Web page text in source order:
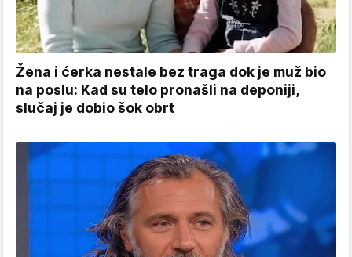
Žena i ćerka nestale bez traga dok je muž bio
na poslu: Kad su telo pronašli na deponiji,
slučaj je dobio šok obrt